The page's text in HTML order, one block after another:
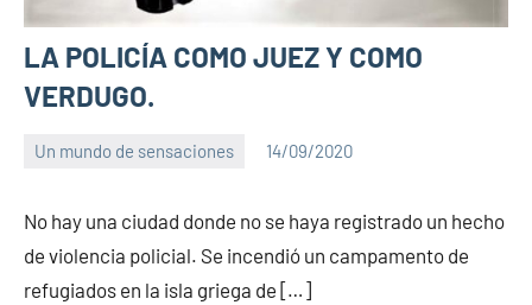
LA POLICÍA COMO JUEZ Y COMO
VERDUGO.
Un mundo de sensaciones 14/09/2020
comentarios
No hay una ciudad donde no se haya registrado un hecho
de violencia policial. Se incendió un campamento de
refugiados en la isla griega de […]